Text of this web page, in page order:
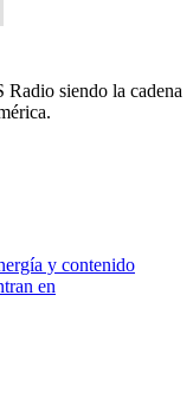
siendo la cadena
y contenido
en